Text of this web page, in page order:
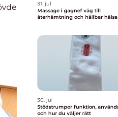
31. jul
Massage i gagnef väg till
återhämtning och hållbar hälsa
30. jul
Stödstrumpor funktion, användning
och hur du väljer rätt